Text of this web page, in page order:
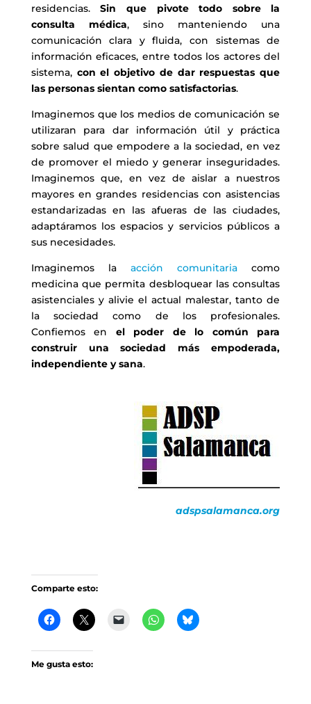
residencias.Sin que pivote todo sobre la
consulta médica, sino manteniendo una
comunicación clara y fluida, con sistemas de
información eficaces, entre todos los actores del
sistema, con el objetivo de dar respuestas que
las personas sientan como satisfactorias.
Imaginemos que los medios de comunicación se
utilizaran para dar información útil y práctica
sobre salud que empodere a la sociedad, en vez
de promover el miedo y generar inseguridades.
Imaginemos que, en vez de aislar a nuestros
mayores en grandes residencias con asistencias
estandarizadas en las afueras de las ciudades,
adaptáramos los espacios y servicios públicos a
sus necesidades.
Imaginemos la acción comunitaria como
medicina que permita desbloquear las consultas
asistenciales y alivie el actual malestar, tanto de
la sociedad como de los profesionales.
Confiemos en el poder de lo común para
construir una sociedad más empoderada,
independiente y sana.
adspsalamanca.org
Comparte esto:
Me gusta esto: